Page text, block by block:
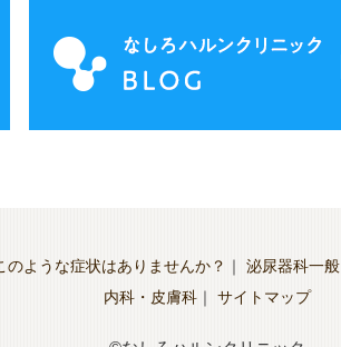
のような症状はありませんか？ ｜ 泌尿器科一般
内科・皮膚科 ｜ サイトマップ